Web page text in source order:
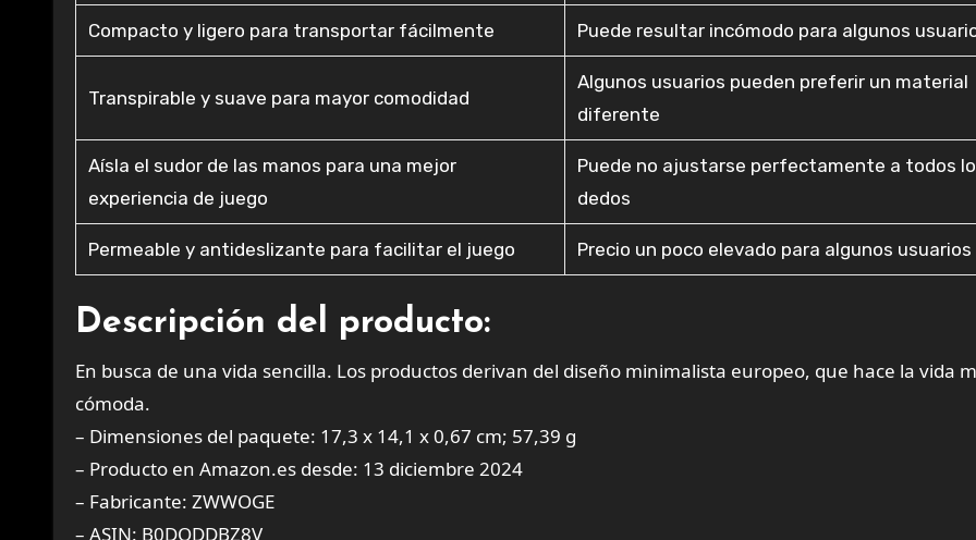
Compacto y ligero para transportar fácilmente Puede resultar incómodo para algunos
Transpirable y suave para mayor comodidad
Algunos usuarios pueden preferir un material
diferente
Aísla el sudor de las manos para una mejor
experiencia de juego
Puede no ajustarse perfectamente a todos
dedos
Permeable y antideslizante para facilitar el juego Precio un poco elevado para algunos usuarios
Descripción del producto:
En busca de una vida sencilla. Los productos derivan del diseño minimalista europeo, que hace la vida
cómoda.
– Dimensiones del paquete: 17,3 x 14,1 x 0,67 cm; 57,39 g
– Producto en Amazon.es desde: 13 diciembre 2024
– Fabricante: ZWWOGE
– ASIN: B0DQDDBZ8V